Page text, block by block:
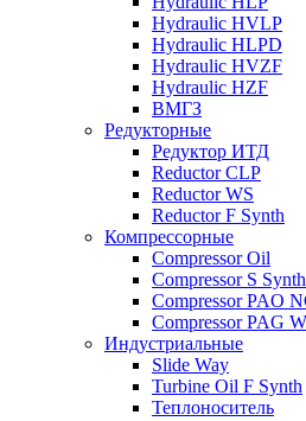
Hydraulic HVLP
Hydraulic HLPD
Hydraulic HVZF
Hydraulic HZF
ВМГЗ
Редукторные
Редуктор ИТД
Reductor CLP
Reductor WS
Reductor F Synth
Компрессорные
Compressor Oil
Compressor S Synth
Compressor PAO
Compressor PAG
Индустриальные
Slide Way
Turbine Oil F Synth
Теплоноситель